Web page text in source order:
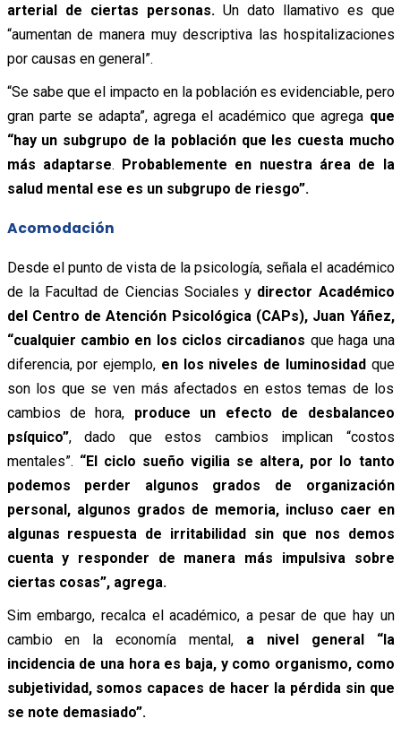
arterial de ciertas personas. Un dato llamativo es que
“aumentan de manera muy descriptiva las hospitalizaciones
por causas en general”.
“Se sabe que el impacto en la población es evidenciable, pero
gran parte se adapta”, agrega el académico que agrega que
“hay un subgrupo de la población que les cuesta mucho
más adaptarse. Probablemente en nuestra área de la
salud mental ese es un subgrupo de riesgo”.
Acomodación
Desde el punto de vista de la psicología, señala el académico
de la Facultad de Ciencias Sociales y director Académico
del Centro de Atención Psicológica (CAPs), Juan Yáñez,
“cualquier cambio en los ciclos circadianos que haga una
diferencia, por ejemplo, en los niveles de luminosidadque
son los que se ven más afectados en estos temas de los
cambios de hora, produce un efecto de desbalanceo
psíquico”, dado que estos cambios implican “costos
mentales”. “El ciclo sueño vigilia se altera, por lo tanto
podemos perder algunos grados de organización
personal, algunos grados de memoria, incluso caer en
algunas respuesta de irritabilidad sin que nos demos
cuenta y responder de manera más impulsiva sobre
ciertas cosas”, agrega.
Sim embargo, recalca el académico, a pesar de que hay un
cambio en la economía mental, a nivel general “la
incidencia de una hora es baja, y como organismo, como
subjetividad, somos capaces de hacer la pérdida sin que
se note demasiado”.